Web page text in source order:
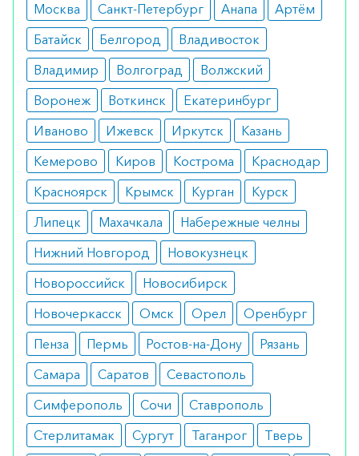
развитие инфекции.
Тиротрицин в составе Tyrosur работает
локально, минимизируя риск системных
побочных эффектов. Он не только уничтожает
микроорганизмы, но и предотвращает их
проникновение в глубокие слои кожи.
Тиротрицин практически не всасывается через
кожу, его действие ограничивается местом
применения. Это делает препарат особенно
безопасным для наружного использования.
Фармакокинетические исследования
показывают, что концентрация тиротрицина в
крови остается на минимальном уровне даже
при продолжительном применении, что
уменьшает риск развития системных побочных
эффектов или аллергических реакций.
В связи с малой системной биодоступностью,
тиротрицин не накапливается в организме и не
взаимодействует с другими лекарственными
Москва
Санкт-Петербург Анапа
Артём
Батайск
Белгород
Владивосток
Владимир
Волгоград
Волжский
Воронеж
Воткинск
Екатеринбург
Иваново
Ижевск Иркутск
Казань
Кемерово
Киров Кострома
Краснодар
Красноярск
Крымск Курган
Курск
Липецк
Махачкала
Набережные челны
Нижний Новгород
Новокузнецк
Новороссийск
Новосибирск
Новочеркасск
Омск Орел
Оренбург
Пенза
Пермь Ростов-на-Дону
Рязань
Самара
Саратов
Севастополь
Симферополь
Сочи
Ставрополь
Стерлитамак
Сургут Таганрог
Тверь